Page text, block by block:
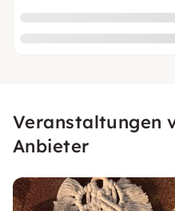
Veranstaltungen
Anbieter